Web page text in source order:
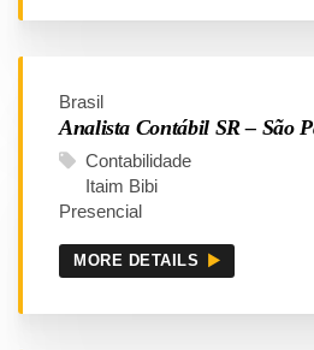
Analista Contábil SR – São
Contabilidade
Brasil
Itaim Bibi
Presencial
MORE DETAILS